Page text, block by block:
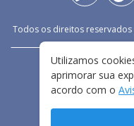
Todos os direitos reservados
TERMOS
Utilizamos
aprimorar sua
acordo com o